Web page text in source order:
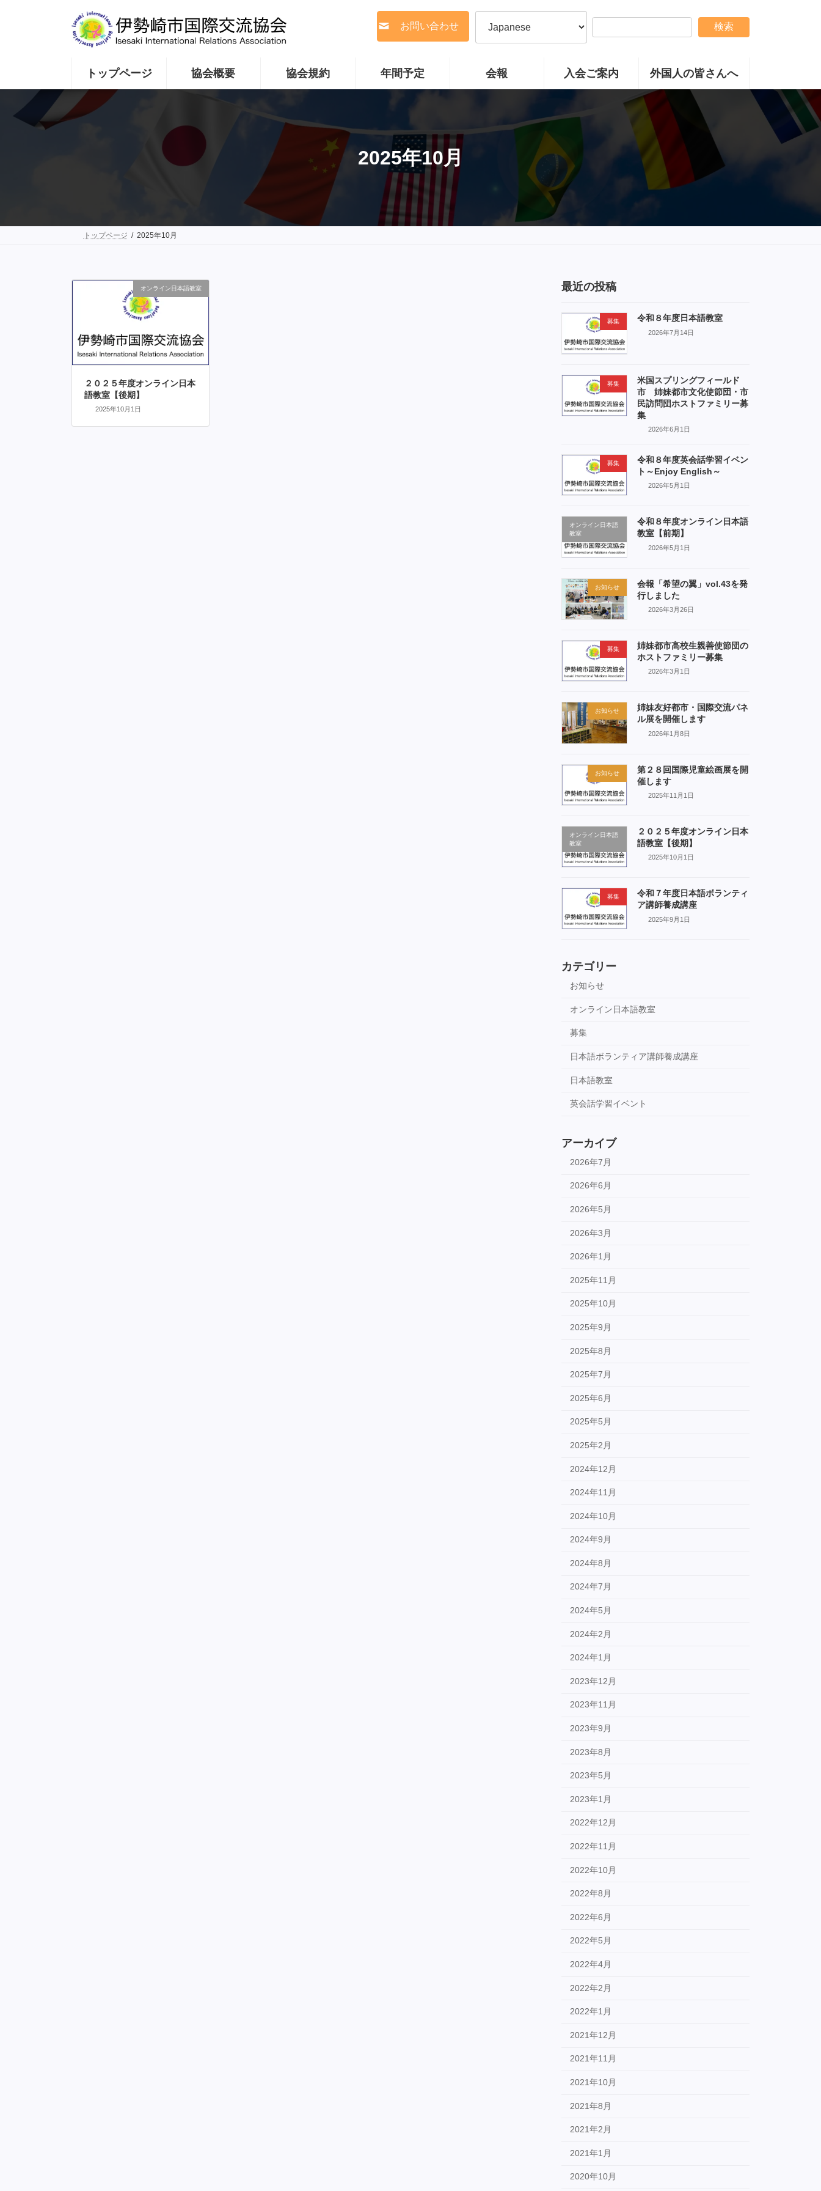
お問い合わせ 検索
トップページ 協会概要 協会規約 年間予定 会報 入会ご案内 外国人の皆さんへ
2025年10月
トップページ 2025年10月
オンライン日本語教室
２０２５年度オンライン日本
語教室【後期】
2025年10月1日
最近の投稿
募集 令和８年度日本語教室
2026年7月14日
募集
米国スプリングフィールド
市 姉妹都市文化使節団・市
民訪問団ホストファミリー募
集
2026年6月1日
募集
令和８年度英会話学習イベン
ト～Enjoy English～
2026年5月1日
オンライン日本語
教室
令和８年度オンライン日本語
教室【前期】
2026年5月1日
お知らせ
会報「希望の翼」vol.43を発
行しました
2026年3月26日
募集
姉妹都市高校生親善使節団の
ホストファミリー募集
2026年3月1日
お知らせ
姉妹友好都市・国際交流パネ
ル展を開催します
2026年1月8日
お知らせ
第２８回国際児童絵画展を開
催します
2025年11月1日
オンライン日本語
教室
２０２５年度オンライン日本
語教室【後期】
2025年10月1日
募集
令和７年度日本語ボランティ
ア講師養成講座
2025年9月1日
カテゴリー
お知らせ
オンライン日本語教室
募集
日本語ボランティア講師養成講座
日本語教室
英会話学習イベント
アーカイブ
2026年7月
2026年6月
2026年5月
2026年3月
2026年1月
2025年11月
2025年10月
2025年9月
2025年8月
2025年7月
2025年6月
2025年5月
2025年2月
2024年12月
2024年11月
2024年10月
2024年9月
2024年8月
2024年7月
2024年5月
2024年2月
2024年1月
2023年12月
2023年11月
2023年9月
2023年8月
2023年5月
2023年1月
2022年12月
2022年11月
2022年10月
2022年8月
2022年6月
2022年5月
2022年4月
2022年2月
2022年1月
2021年12月
2021年11月
2021年10月
2021年8月
2021年2月
2021年1月
2020年10月